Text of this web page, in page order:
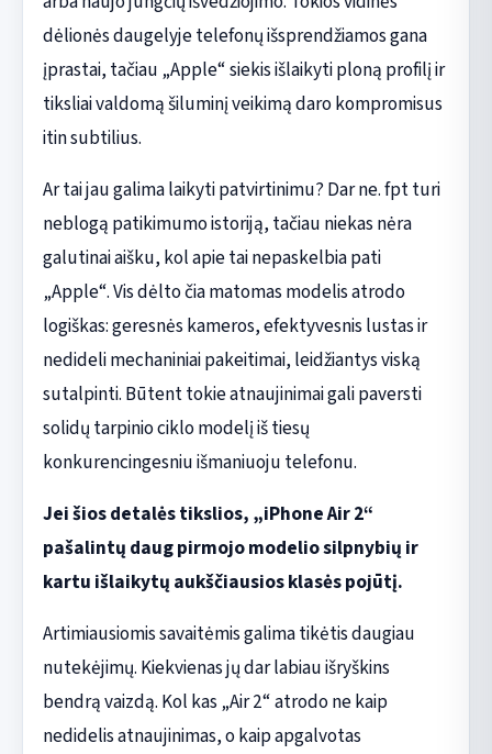
dėlionės daugelyje telefonų išsprendžiamos gana
įprastai, tačiau „Apple“ siekis išlaikyti ploną profilį ir
tiksliai valdomą šiluminį veikimą daro kompromisus
itin subtilius.
Ar tai jau galima laikyti patvirtinimu? Dar ne. fpt turi
neblogą patikimumo istoriją, tačiau niekas nėra
galutinai aišku, kol apie tai nepaskelbia pati
„Apple“. Vis dėlto čia matomas modelis atrodo
logiškas: geresnės kameros, efektyvesnis lustas ir
nedideli mechaniniai pakeitimai, leidžiantys viską
sutalpinti. Būtent tokie atnaujinimai gali paversti
solidų tarpinio ciklo modelį iš tiesų
konkurencingesniu išmaniuoju telefonu.
Jei šios detalės tikslios, „iPhone Air 2“
pašalintų daug pirmojo modelio silpnybių ir
kartu išlaikytų aukščiausios klasės pojūtį.
Artimiausiomis savaitėmis galima tikėtis daugiau
nutekėjimų. Kiekvienas jų dar labiau išryškins
bendrą vaizdą. Kol kas „Air 2“ atrodo ne kaip
nedidelis atnaujinimas, o kaip apgalvotas